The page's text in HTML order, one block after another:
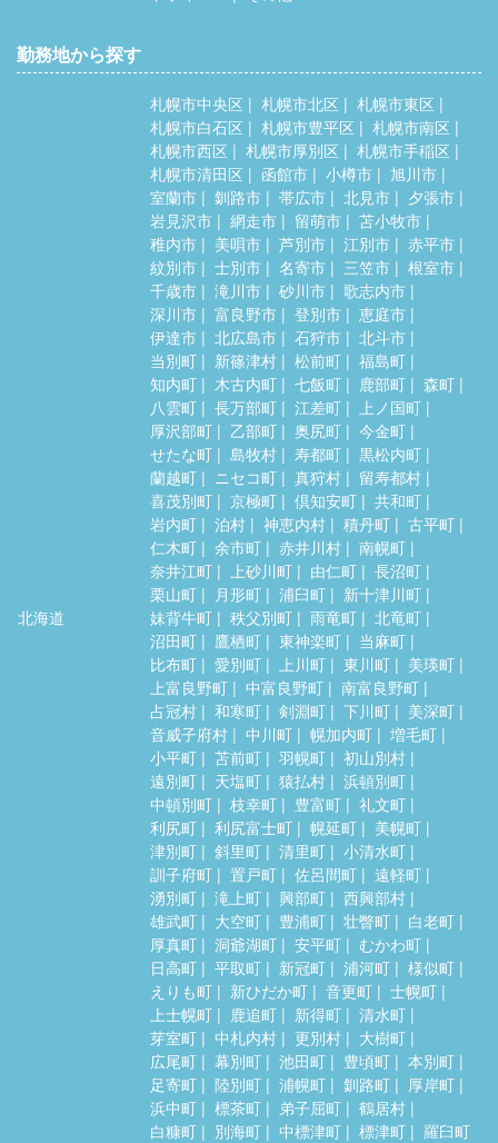
勤務地から探す
北海道
札幌市中央区 札幌市北区
札幌市東区
札幌市白石区
札幌市豊平区
札幌市南区
札幌市西区
札幌市厚別区
札幌市手稲区
札幌市清田区
函館市 小樽市
旭川市
室蘭市
釧路市 帯広市 北見市
夕張市
岩見沢市
網走市 留萌市
苫小牧市
稚内市
美唄市 芦別市 江別市
赤平市
紋別市
士別市 名寄市 三笠市
根室市
千歳市
滝川市 砂川市
歌志内市
深川市
富良野市 登別市
恵庭市
伊達市
北広島市 石狩市
北斗市
当別町
新篠津村 松前町
福島町
知内町
木古内町 七飯町 鹿部町
森町
八雲町
長万部町 江差町
上ノ国町
厚沢部町
乙部町 奥尻町
今金町
せたな町
島牧村 寿都町
黒松内町
蘭越町
ニセコ町 真狩村
留寿都村
喜茂別町
京極町 倶知安町
共和町
岩内町
泊村 神恵内村 積丹町
古平町
仁木町
余市町 赤井川村
南幌町
奈井江町
上砂川町 由仁町
長沼町
栗山町
月形町 浦臼町
新十津川町
妹背牛町
秩父別町 雨竜町
北竜町
沼田町
鷹栖町 東神楽町
当麻町
比布町
愛別町 上川町 東川町
美瑛町
上富良野町
中富良野町
南富良野町
占冠村
和寒町 剣淵町 下川町
美深町
音威子府村
中川町 幌加内町
増毛町
小平町
苫前町 羽幌町
初山別村
遠別町
天塩町 猿払村
浜頓別町
中頓別町
枝幸町 豊富町
礼文町
利尻町
利尻富士町 幌延町
美幌町
津別町
斜里町 清里町
小清水町
訓子府町
置戸町 佐呂間町
遠軽町
湧別町
滝上町 興部町
西興部村
雄武町
大空町 豊浦町 壮瞥町
白老町
厚真町
洞爺湖町 安平町
むかわ町
日高町
平取町 新冠町 浦河町
様似町
えりも町
新ひだか町 音更町
士幌町
上士幌町
鹿追町 新得町
清水町
芽室町
中札内村 更別村
大樹町
広尾町
幕別町 池田町 豊頃町
本別町
足寄町
陸別町 浦幌町 釧路町
厚岸町
浜中町
標茶町 弟子屈町
鶴居村
白糠町
別海町 中標津町 標津町 羅臼町